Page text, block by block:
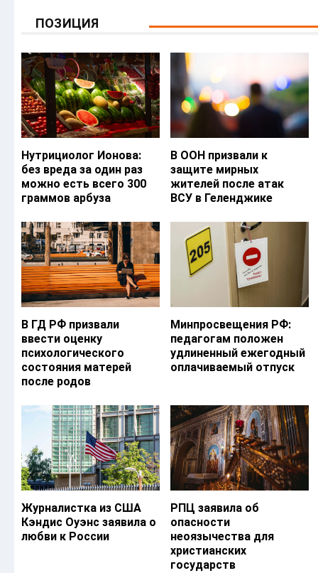
ПОЗИЦИЯ
Нутрициолог Ионова:
без вреда за один раз
можно есть всего 300
граммов арбуза
В ООН призвали к
защите мирных
жителей после атак
ВСУ в Геленджике
В ГД РФ призвали
ввести оценку
психологического
состояния матерей
после родов
Минпросвещения РФ:
педагогам положен
удлиненный ежегодный
оплачиваемый отпуск
Журналистка из США
Кэндис Оуэнс заявила о
любви к России
РПЦ заявила об
опасности
неоязычества для
христианских
государств